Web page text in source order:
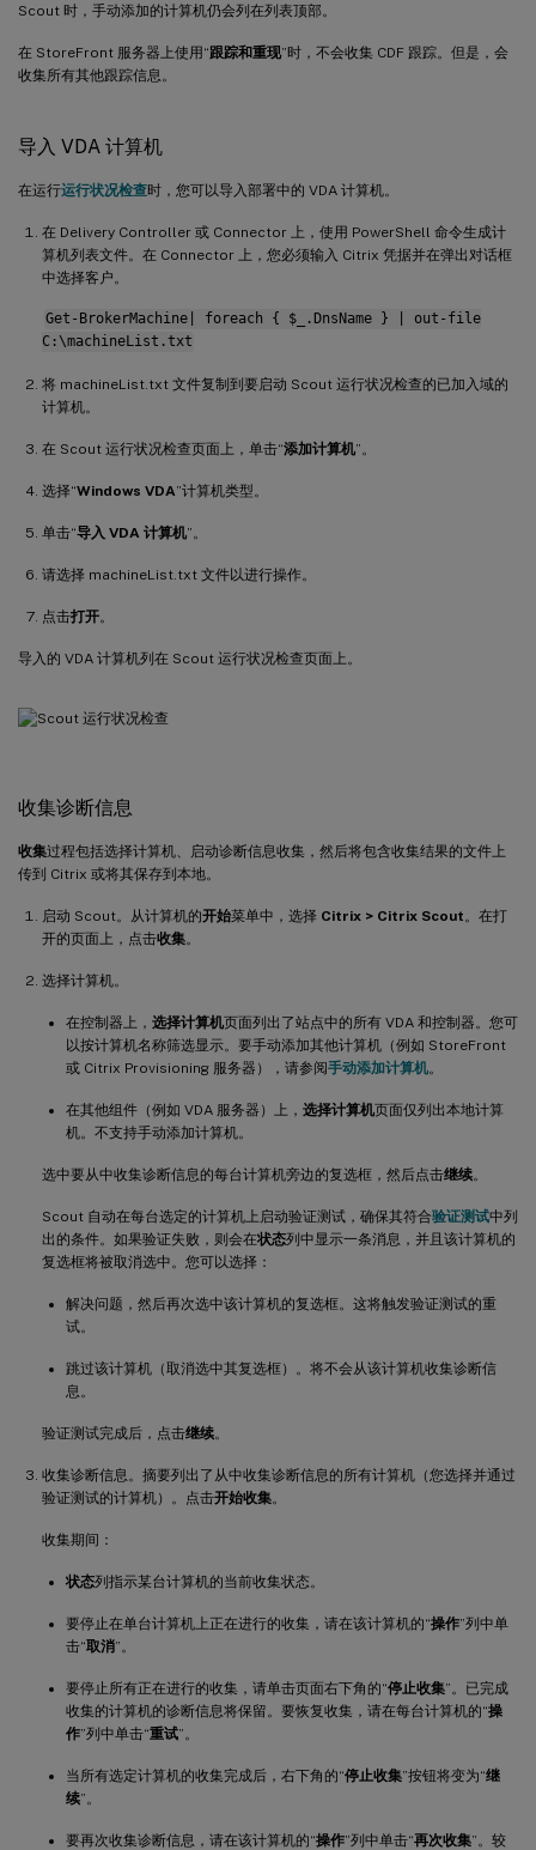
Scout 时，手动添加的计算机仍会列在列表顶部。
在 StoreFront 服务器上使用“跟踪和重现”时，不会收集 CDF 跟踪。但是，会
收集所有其他跟踪信息。
导入 VDA 计算机
在运行运行状况检查时，您可以导入部署中的 VDA 计算机。
在 Delivery Controller 或 Connector 上，使用 PowerShell 命令生成计
算机列表文件。在 Connector 上，您必须输入 Citrix 凭据并在弹出对话框
中选择客户。
Get-BrokerMachine| foreach { $_.DnsName } | out-file
C:\machineList.txt
将 machineList.txt 文件复制到要启动 Scout 运行状况检查的已加入域的
计算机。
在 Scout 运行状况检查页面上，单击“添加计算机”。
选择“Windows VDA”计算机类型。
单击“导入 VDA 计算机”。
请选择 machineList.txt 文件以进行操作。
点击打开。
导入的 VDA 计算机列在 Scout 运行状况检查页面上。
收集诊断信息
收集过程包括选择计算机、启动诊断信息收集，然后将包含收集结果的文件上
传到 Citrix 或将其保存到本地。
启动 Scout。从计算机的开始菜单中，选择 Citrix > Citrix Scout 。在打
开的页面上，点击收集。
选择计算机。
在控制器上， 选择计算机页面列出了站点中的所有 VDA 和控制器。您可
以按计算机名称筛选显示。要手动添加其他计算机（例如 StoreFront
或 Citrix Provisioning 服务器），请参阅手动添加计算机。
在其他组件（例如 VDA 服务器）上， 选择计算机页面仅列出本地计算
机。不支持手动添加计算机。
选中要从中收集诊断信息的每台计算机旁边的复选框，然后点击继续。
Scout 自动在每台选定的计算机上启动验证测试，确保其符合验证测试中列
出的条件。如果验证失败，则会在状态列中显示一条消息，并且该计算机的
复选框将被取消选中。您可以选择：
解决问题，然后再次选中该计算机的复选框。这将触发验证测试的重
试。
跳过该计算机（取消选中其复选框）。将不会从该计算机收集诊断信
息。
验证测试完成后，点击继续。
收集诊断信息。摘要列出了从中收集诊断信息的所有计算机（您选择并通过
验证测试的计算机）。点击开始收集。
收集期间：
状态列指示某台计算机的当前收集状态。
要停止在单台计算机上正在进行的收集，请在该计算机的“操作”列中单
击“取消”。
要停止所有正在进行的收集，请单击页面右下角的“停止收集”。已完成
收集的计算机的诊断信息将保留。要恢复收集，请在每台计算机的“操
作”列中单击“重试”。
当所有选定计算机的收集完成后，右下角的“停止收集”按钮将变为“继
续”。
要再次收集诊断信息，请在该计算机的“操作”列中单击“再次收集”。较